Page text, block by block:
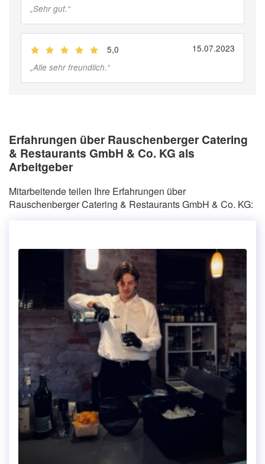
„Sehr gut.“
5,0 15.07.2023
„Alle sehr freundlich.“
Erfahrungen über Rauschenberger Catering
& Restaurants GmbH & Co. KG als
Arbeitgeber
Mitarbeitende teilen Ihre Erfahrungen über
Rauschenberger Catering & Restaurants GmbH & Co. KG: